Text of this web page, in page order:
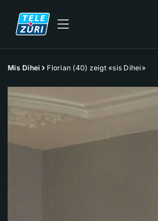
Mis Dihei Florian (40) zeigt «sis Dihei»